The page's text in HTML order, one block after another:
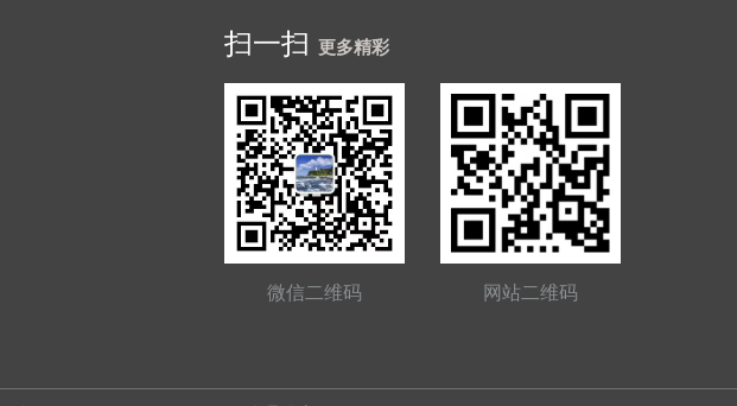
扫一扫 更多精彩
微信二维码 网站二维码